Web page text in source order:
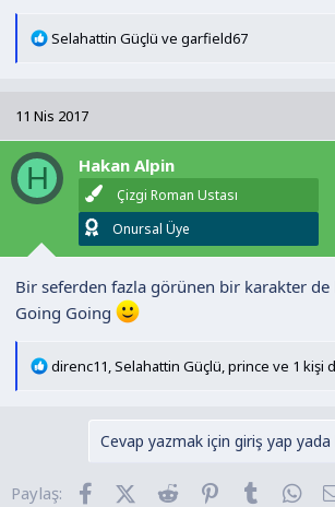
T
i
l
e
r
Selahattin Güçlü ve garfield67
11 Nis 2017
H Hakan Alpin
Çizgi Roman Ustası
Onursal Üye
Bir seferden fazla görünen bir karakter de
Going Going
T
e
direnc11,Selahattin Güçlü,prince ve 1 kişi
Cevap yazmak için giriş yap yada
Paylaş: FacebookX (Twitter)
Reddit Pinterest
Tumblr